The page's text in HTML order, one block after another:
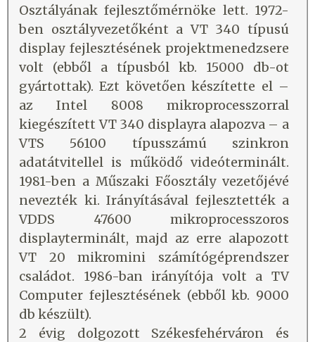
Osztályának fejlesztőmérnöke lett. 1972-
ben osztályvezetőként a VT 340 típusú
display fejlesztésének projektmenedzsere
volt (ebből a típusból kb. 15000 db-ot
gyártottak). Ezt követően készítette el –
az Intel 8008 mikroprocesszorral
kiegészített VT 340 displayra alapozva – a
VTS 56100 típusszámú szinkron
adatátvitellel is működő videóterminált.
1981-ben a Műszaki Főosztály vezetőjévé
nevezték ki. Irányításával fejlesztették a
VDDS 47600 mikroprocesszoros
displayterminált, majd az erre alapozott
VT 20 mikromini számítógéprendszer
családot. 1986-ban irányítója volt a TV
Computer fejlesztésének (ebből kb. 9000
db készült).
2 évig dolgozott Székesfehérváron és